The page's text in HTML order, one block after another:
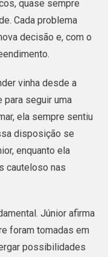
quase sempre
Cada problema
decisão e, com o
vinha desde a
para seguir uma
ela sempre sentiu
disposição se
enquanto ela
cauteloso nas
Júnior afirma
foram tomadas em
possibilidades